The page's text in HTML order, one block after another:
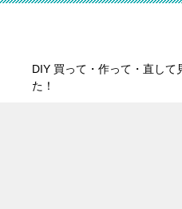
DIY 買って・作って・直して
た！